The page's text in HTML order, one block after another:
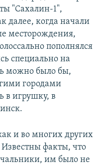
"Сахалин-1",
далее, когда начали
месторождения,
пополнялся
специально на
можно было бы,
городами
в игрушку, в
и во многих других
факты, что
им было не